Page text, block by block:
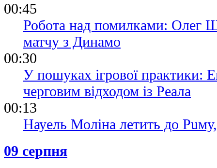
00:45
Робота над помилками: Олег
матчу з Динамо
00:30
У пошуках ігрової практики:
черговим відходом із Реала
00:13
Науель Моліна летить до
09 серпня